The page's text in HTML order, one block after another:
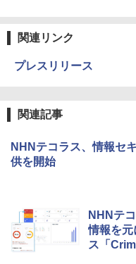
関連リンク
プレスリリース
関連記事
NHNテコラス、情報セ
供を開始
NHNテ
情報を元
ス「